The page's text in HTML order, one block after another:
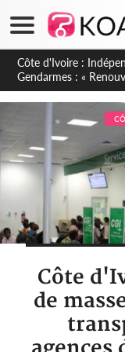
Sierra Leone : Un
gestation, points clés
Côte
de